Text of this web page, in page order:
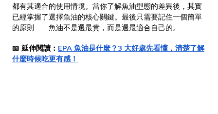
都有其適合的使用情境。當你了解魚油型態的差異後，其實
已經掌握了選擇魚油的核心關鍵。最後只需要記住一個簡單
的原則——魚油不是選最貴，而是選最適合自己的。
📖 延伸閱讀： EPA 魚油是什麼？3 大好處先看懂，清楚了解
什麼時候吃更有感！